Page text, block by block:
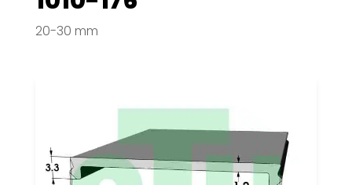
20-30 mm